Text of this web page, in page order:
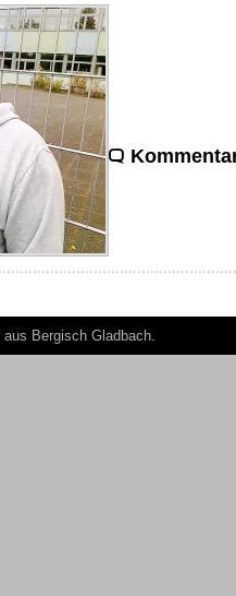
Bergisch Gladbach.